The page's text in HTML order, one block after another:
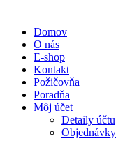
Domov
O nás
E-shop
Kontakt
Požičovňa
Poradňa
Môj účet
Detaily účtu
Objednávky